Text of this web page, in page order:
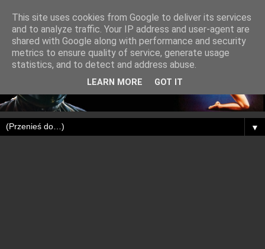
▼
This site uses cookies from Google to deliver its services
and to analyze traffic. Your IP address and user-agent are
shared with Google along with performance and security
metrics to ensure quality of service, generate usage
statistics, and to detect and address abuse.
LEARN MORE GOT IT